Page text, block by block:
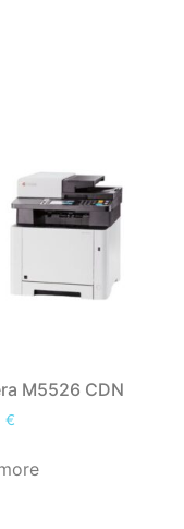
M5526 CDN
€